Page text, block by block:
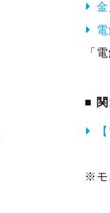
「
※モ